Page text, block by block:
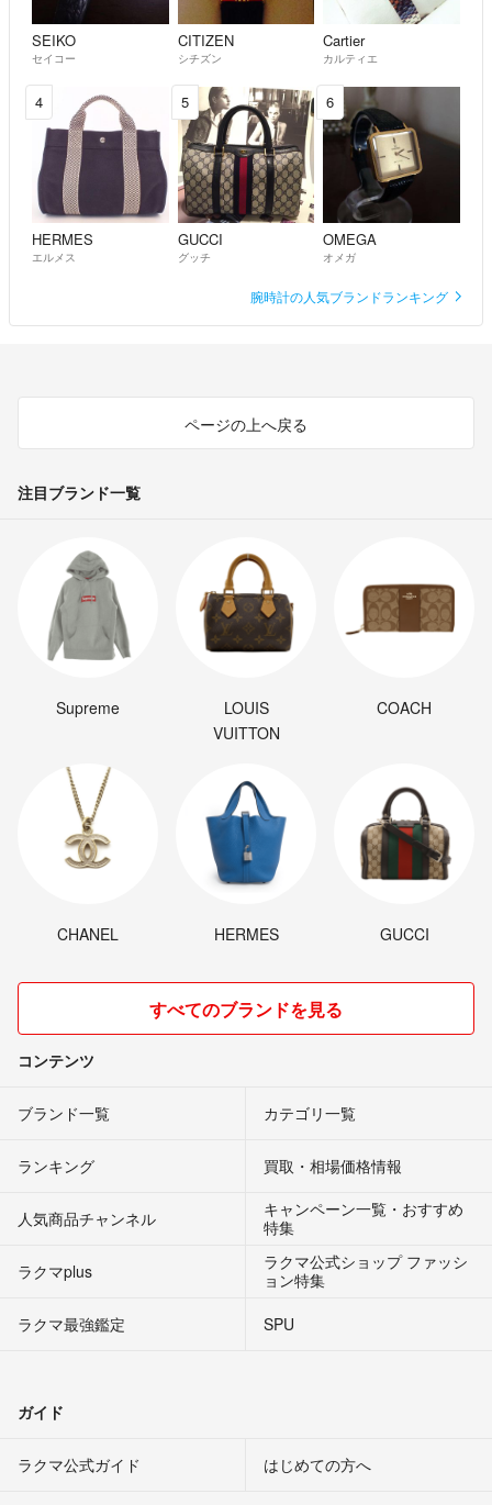
SEIKO
セイコー
CITIZEN
シチズン
Cartier
カルティエ
4
HERMES
エルメス
5
GUCCI
グッチ
6
OMEGA
オメガ
腕時計の人気ブランドランキング
ページの上へ戻る
注目ブランド一覧
Supreme
LOUIS
VUITTON
COACH
CHANEL HERMES GUCCI
すべてのブランドを見る
コンテンツ
ブランド一覧 カテゴリ一覧
ランキング 買取・相場価格情報
人気商品チャンネル
キャンペーン一覧・おすすめ
特集
ラクマplus
ラクマ公式ショップ ファッシ
ョン特集
ラクマ最強鑑定
SPU
ガイド
ラクマ公式ガイド はじめての方へ